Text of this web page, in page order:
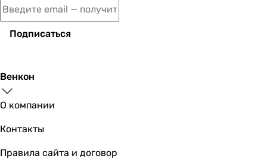
однорычажный
однорычажный
однорычажный
однорычажный
однорычажный
-
однорычажный
однорычажный
однорычажный
Подписаться
Венкон
О компании
Контакты
Правила сайта и договор